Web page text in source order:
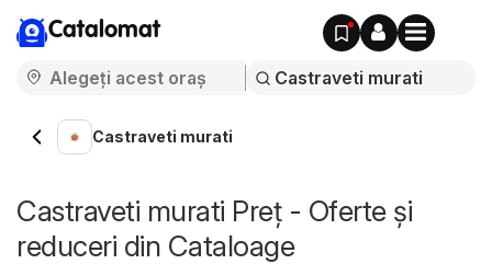
Catalomat
Castraveti murati
Castraveti murati Preț - Oferte și
reduceri din Cataloage